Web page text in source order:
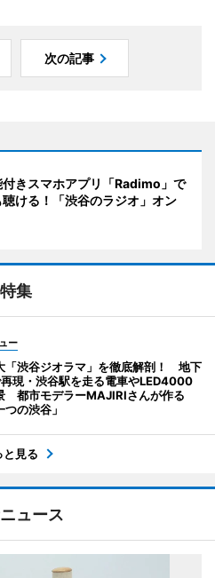
次の記事
付きスマホアプリ「Radimo」で
ける！「渋谷のラジオ」オン
特集
ー
「渋谷ジオラマ」を徹底解剖！ 地下
現・渋谷駅を走る電車やLED4000
都市モデラーMAJIRIさんが作る
つの渋谷」
と見る
ュース